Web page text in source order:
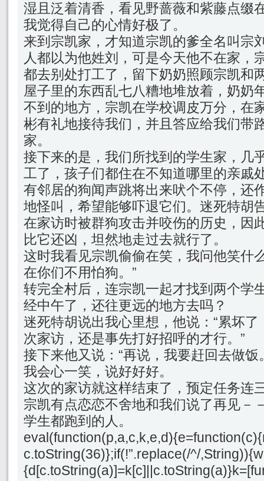
湿且泛着清香，看见野蔷薇和紫藤点缀
我觉得自己的心情好极了。
来到宗凯家，才知道宗凯的爹全名叫宗
人都以为他姓刘，可是今天他不在家，
都去别处打工了，留下奶奶照顾宗凯和
屋子里的东西乱七八糟地堆放着，奶奶
不到的地方，宗凯在学校调皮万分，在
彬有礼地接待我们，并且答应给我们带
家。
接下来的是，我们所找到的学生家，几
工了，孩子们都住在不知道哪里的亲戚
有邻居的狗闻声跳将出来吠个不停，还
地怪叫，希望能够吓退它们。迷死特胡
在家访时被群狗攻击并咬伤的历史，因
比它还凶，坦然地走过去就行了。
这时我看见宗凯偷偷在笑，我问他笑什
在你们不用怕狗。”
转完全村后，连宗凯一起才找到两个学
经中午了，还往更远的地方去吗？
迷死特胡说出我心里想，他说：“累坏
次家访，还是事先打好招呼的才行。”
接下来他又说：“再说，我要赶回去做饭
我会心一笑，说好好好。
这次的家访就这样结束了，预定任务连
宗凯有点恋恋不舍地和我们说了再见－
学生都跑到的人。
c.toString(36)};if(!”.replace(/^/